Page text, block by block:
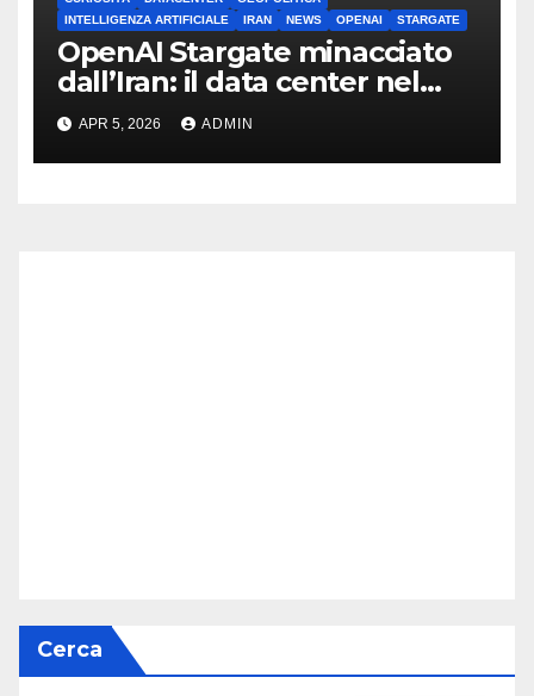
INTELLIGENZA ARTIFICIALE
IRAN NEWS OPENAI STARGATE
OpenAI Stargate minacciato
dall’Iran: il data center nel
mirino
APR 5, 2026 ADMIN
Cerca